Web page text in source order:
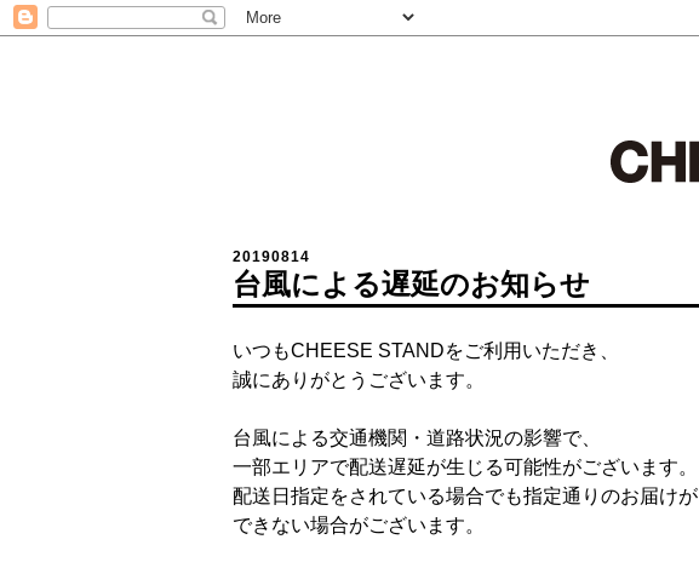
20190814
台風による遅延のお知らせ
いつもCHEESE STANDをご利用いただき、
誠にありがとうございます。
台風による交通機関・道路状況の影響で、
一部エリアで配送遅延が生じる可能性がございます。
配送日指定をされている場合でも指定通りのお届けが
できない場合がございます。